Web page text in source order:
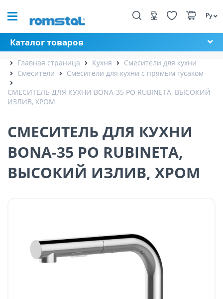
Ру
Каталог товаров
Главная страница Кухня
Смесители для кухни
Смесители
Смесители для кухни с прямым гусаком
СМЕСИТЕЛЬ ДЛЯ КУХНИ BONA-35 PO RUBINETA, ВЫСОКИЙ
ИЗЛИВ, ХРОМ
СМЕСИТЕЛЬ ДЛЯ КУХНИ
BONA-35 PO RUBINETA,
ВЫСОКИЙ ИЗЛИВ, ХРОМ